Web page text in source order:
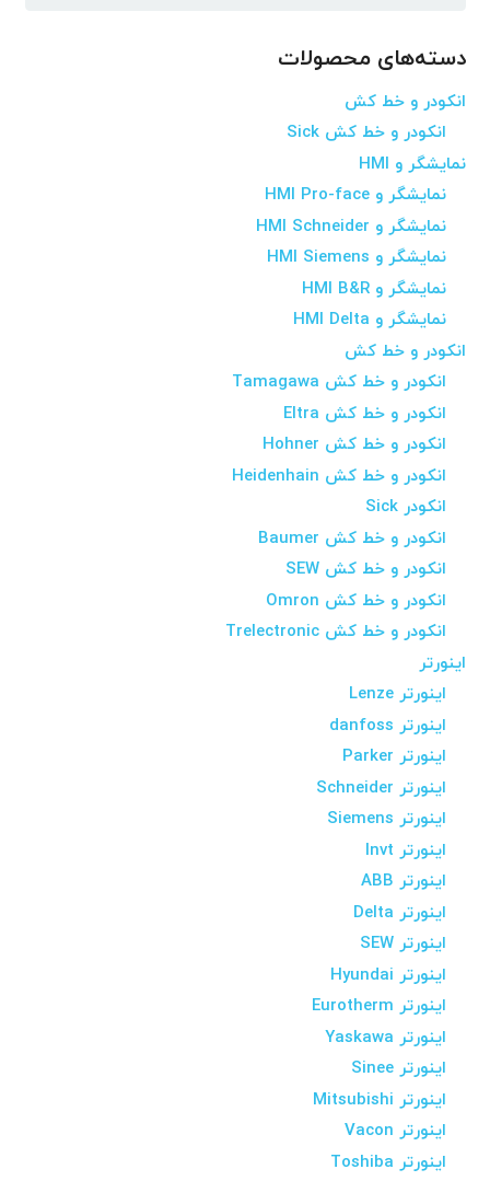
دسته‌های محصولات
انکودر و خط کش
انکودر و خط کش Sick
نمایشگر و HMI
نمایشگر و HMI Pro-face
نمایشگر و HMI Schneider
نمایشگر و HMI Siemens
نمایشگر و HMI B&R
نمایشگر و HMI Delta
انکودر و خط کش
انکودر و خط کش Tamagawa
انکودر و خط کش Eltra
انکودر و خط کش Hohner
انکودر و خط کش Heidenhain
انکودر Sick
انکودر و خط کش Baumer
انکودر و خط کش SEW
انکودر و خط کش Omron
انکودر و خط کش Trelectronic
اینورتر
اینورتر Lenze
اینورتر danfoss
اینورتر Parker
اینورتر Schneider
اینورتر Siemens
اینورتر Invt
اینورتر ABB
اینورتر Delta
اینورتر SEW
اینورتر Hyundai
اینورتر Eurotherm
اینورتر Yaskawa
اینورتر Sinee
اینورتر Mitsubishi
اینورتر Vacon
اینورتر Toshiba